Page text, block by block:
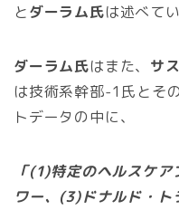
とダーラム氏は述べてい
ダーラム氏はまた、 サ
は技術系幹部-1氏とそ
トデータの中に、
「(1)特定のヘルスケ
ワー、(3)ドナルド・ト